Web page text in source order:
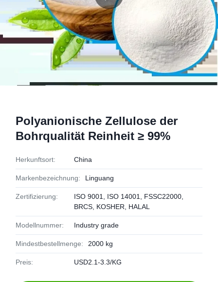
Polyanionische Zellulose der
Bohrqualität Reinheit ≥ 99%
Herkunftsort: China
Markenbezeichnung: Linguang
Zertifizierung:
ISO 9001, ISO 14001, FSSC22000,
BRCS, KOSHER, HALAL
Modellnummer: Industry grade
Mindestbestellmenge: 2000 kg
Preis: USD2.1-3.3/KG